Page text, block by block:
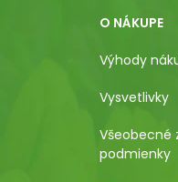
O NÁKUPE
Výhody
Vysvetlivky
Všeobecné
podmienky